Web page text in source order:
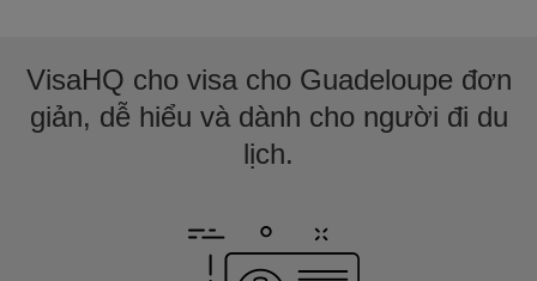
VisaHQ cho visa cho Guadeloupe đơn
giản, dễ hiểu và dành cho người đi du
lịch.